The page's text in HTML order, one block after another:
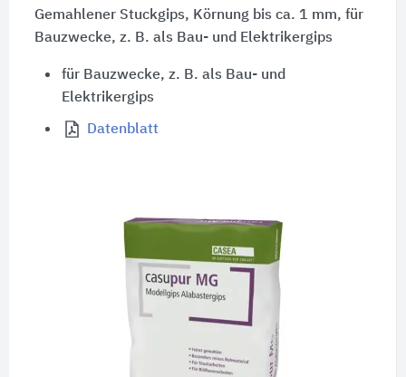
Gemahlener Stuckgips, Körnung bis ca. 1 mm, für
Bauzwecke, z. B. als Bau- und Elektrikergips
für Bauzwecke, z. B. als Bau- und
Elektrikergips
Datenblatt